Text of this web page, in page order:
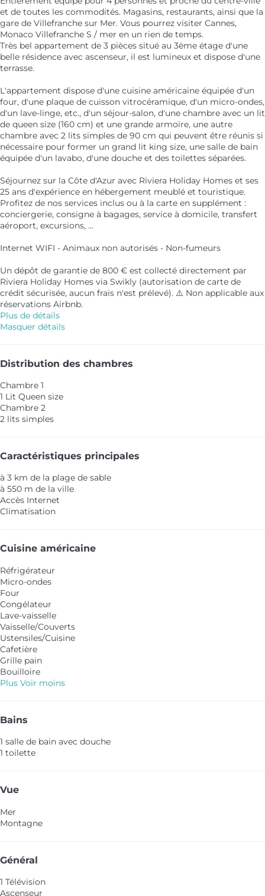
et de toutes les commodités. Magasins, restaurants, ainsi que la
gare de Villefranche sur Mer. Vous pourrez visiter Cannes,
Monaco Villefranche S / mer en un rien de temps.
Très bel appartement de 3 pièces situé au 3ème étage d'une
belle résidence avec ascenseur, il est lumineux et dispose d'une
terrasse.
L'appartement dispose d'une cuisine américaine équipée d'un
four, d'une plaque de cuisson vitrocéramique, d'un micro-ondes,
d'un lave-linge, etc., d'un séjour-salon, d'une chambre avec un lit
de queen size (160 cm) et une grande armoire, une autre
chambre avec 2 lits simples de 90 cm qui peuvent être réunis si
nécessaire pour former un grand lit king size, une salle de bain
équipée d'un lavabo, d'une douche et des toilettes séparées.
Séjournez sur la Côte d'Azur avec Riviera Holiday Homes et ses
25 ans d'expérience en hébergement meublé et touristique.
Profitez de nos services inclus ou à la carte en supplément :
conciergerie, consigne à bagages, service à domicile, transfert
aéroport, excursions, ...
Internet WIFI - Animaux non autorisés - Non-fumeurs
Un dépôt de garantie de 800 € est collecté directement par
Riviera Holiday Homes via Swikly (autorisation de carte de
crédit sécurisée, aucun frais n'est prélevé). ⚠️ Non applicable aux
réservations Airbnb.
Plus de détails
Masquer détails
Distribution des chambres
Chambre 1
1 Lit Queen size
Chambre 2
2 lits simples
Caractéristiques principales
à 3 km de la plage de sable
à 550 m de la ville
Accès Internet
Climatisation
Cuisine américaine
Réfrigérateur
Micro-ondes
Four
Congélateur
Lave-vaisselle
Vaisselle/Couverts
Ustensiles/Cuisine
Cafetière
Grille pain
Bouilloire
Plus Voir moins
Bains
1 salle de bain avec douche
1 toilette
Vue
Mer
Montagne
Général
1 Télévision
Ascenseur